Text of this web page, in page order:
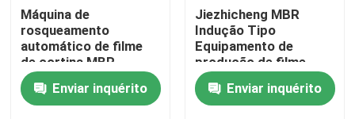
Máquina de
rosqueamento
automático de filme
de cortina MBR,
equipamento de
coleta de membrana
de fibra oca GLM008
Enviar inquérito
Jiezhicheng MBR
Indução Tipo
Equipamento de
produção de filme
plano Máquina de
solda de membrana de
folha plana GLM009
Enviar inquérito